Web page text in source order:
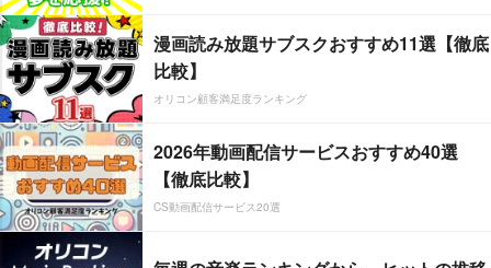
漫画読み放題サブスクおすすめ11選【徹底
比較】
オリコン顧客満足度ランキング
2026年動画配信サービスおすすめ40選
【徹底比較】
CS動画配信サービス20選